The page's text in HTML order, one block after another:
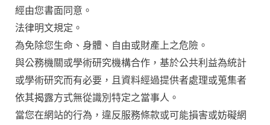
經由您書面同意。
法律明文規定。
為免除您生命、身體、自由或財產上之危險。
與公務機關或學術研究機構合作，基於公共利益為統計
或學術研究而有必要，且資料經過提供者處理或蒐集者
依其揭露方式無從識別特定之當事人。
當您在網站的行為，違反服務條款或可能損害或妨礙網